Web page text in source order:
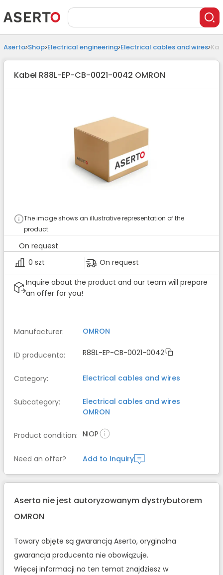
Aserto Shop Electrical engineering Electrical cables and wires
Kabel R88L-EP-CB-0021-0042 OMRON
The image shows an illustrative representation of the
product.
On request
0 szt
On request
Inquire about the product and our team will prepare
an offer for you!
Manufacturer: OMRON
ID producenta: R88L-EP-CB-0021-0042
Category: Electrical cables and wires
Subcategory:
Electrical cables and wires
OMRON
Product condition: NIOP
Need an offer? Add to Inquiry
Aserto nie jest autoryzowanym dystrybutorem
OMRON
Towary objęte są gwarancją Aserto, oryginalna
gwarancja producenta nie obowiązuje.
Więcej informacji na ten temat znajdziesz w